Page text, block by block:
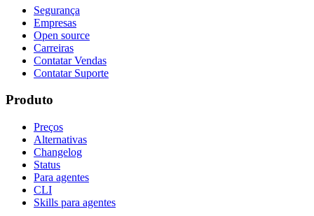
Segurança
Empresas
Open source
Carreiras
Contatar Vendas
Contatar Suporte
Produto
Preços
Alternativas
Changelog
Status
Para agentes
CLI
Skills para agentes